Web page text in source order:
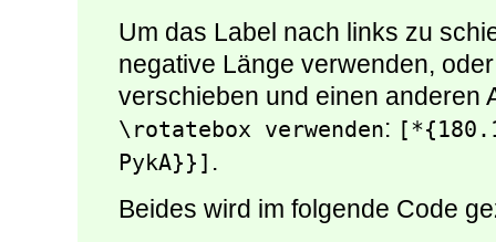
Um das Label nach links zu
negative Länge verwenden,
verschieben und einen anderen
\rotatebox verwenden:
PykA}}] .
Beides wird im folgende Code